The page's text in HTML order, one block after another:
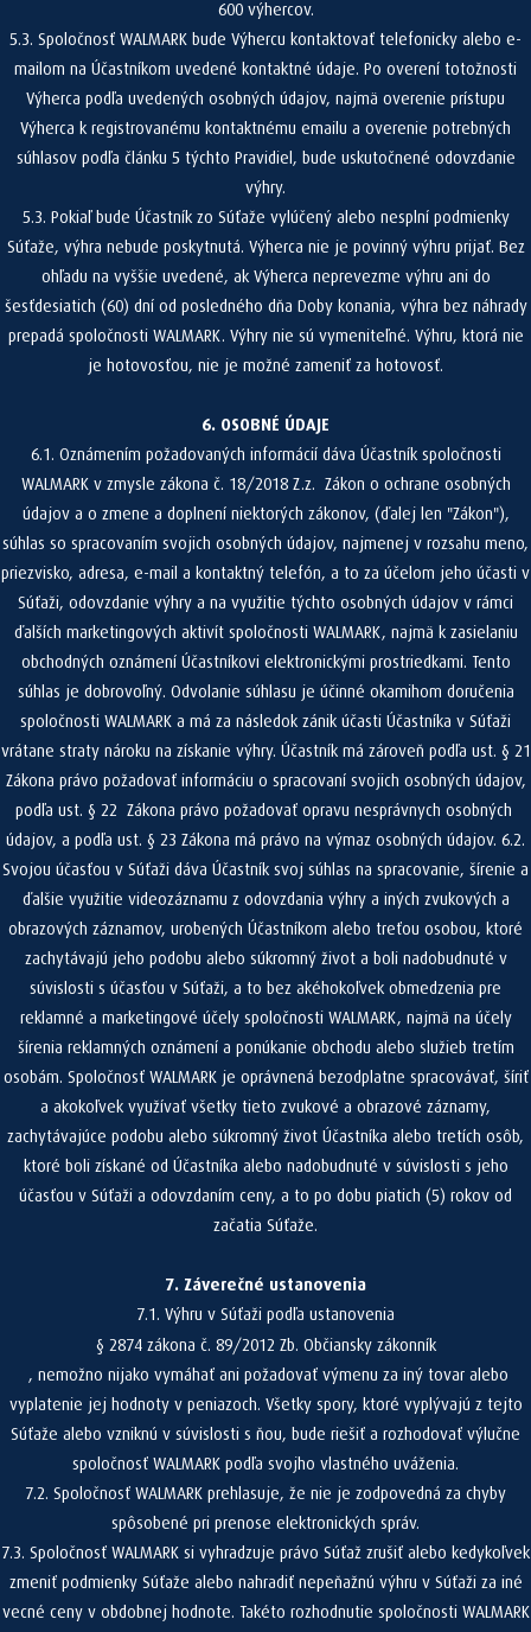
600 výhercov.
5.3. Spoločnosť WALMARK bude Výhercu kontaktovať telefonicky alebo e-
mailom na Účastníkom uvedené kontaktné údaje. Po overení totožnosti
Výherca podľa uvedených osobných údajov, najmä overenie prístupu
Výherca k registrovanému kontaktnému emailu a overenie potrebných
súhlasov podľa článku 5 týchto Pravidiel, bude uskutočnené odovzdanie
výhry.
5.3. Pokiaľ bude Účastník zo Súťaže vylúčený alebo nesplní podmienky
Súťaže, výhra nebude poskytnutá. Výherca nie je povinný výhru prijať. Bez
ohľadu na vyššie uvedené, ak Výherca neprevezme výhru ani do
šesťdesiatich (60) dní od posledného dňa Doby konania, výhra bez náhrady
prepadá spoločnosti WALMARK. Výhry nie sú vymeniteľné. Výhru, ktorá nie
je hotovosťou, nie je možné zameniť za hotovosť.
6. OSOBNÉ ÚDAJE
6.1. Oznámením požadovaných informácií dáva Účastník spoločnosti
WALMARK v zmysle zákona č. 18/2018 Z.z. Zákon o ochrane osobných
údajov a o zmene a doplnení niektorých zákonov, (ďalej len "Zákon"),
súhlas so spracovaním svojich osobných údajov, najmenej v rozsahu meno,
priezvisko, adresa, e-mail a kontaktný telefón, a to za účelom jeho účasti v
Súťaži, odovzdanie výhry a na využitie týchto osobných údajov v rámci
ďalších marketingových aktivít spoločnosti WALMARK, najmä k zasielaniu
obchodných oznámení Účastníkovi elektronickými prostriedkami. Tento
súhlas je dobrovoľný. Odvolanie súhlasu je účinné okamihom doručenia
spoločnosti WALMARK a má za následok zánik účasti Účastníka v Súťaži
vrátane straty nároku na získanie výhry. Účastník má zároveň podľa ust. § 21
Zákona právo požadovať informáciu o spracovaní svojich osobných údajov,
podľa ust. § 22 Zákona právo požadovať opravu nesprávnych osobných
údajov, a podľa ust. § 23 Zákona má právo na výmaz osobných údajov. 6.2.
Svojou účasťou v Súťaži dáva Účastník svoj súhlas na spracovanie, šírenie a
ďalšie využitie videozáznamu z odovzdania výhry a iných zvukových a
obrazových záznamov, urobených Účastníkom alebo treťou osobou, ktoré
zachytávajú jeho podobu alebo súkromný život a boli nadobudnuté v
súvislosti s účasťou v Súťaži, a to bez akéhokoľvek obmedzenia pre
reklamné a marketingové účely spoločnosti WALMARK, najmä na účely
šírenia reklamných oznámení a ponúkanie obchodu alebo služieb tretím
osobám. Spoločnosť WALMARK je oprávnená bezodplatne spracovávať, šíriť
a akokoľvek využívať všetky tieto zvukové a obrazové záznamy,
zachytávajúce podobu alebo súkromný život Účastníka alebo tretích osôb,
ktoré boli získané od Účastníka alebo nadobudnuté v súvislosti s jeho
účasťou v Súťaži a odovzdaním ceny, a to po dobu piatich (5) rokov od
začatia Súťaže.
7. Záverečné ustanovenia
7.1. Výhru v Súťaži podľa ustanovenia
§ 2874 zákona č. 89/2012 Zb. Občiansky zákonník
, nemožno nijako vymáhať ani požadovať výmenu za iný tovar alebo
vyplatenie jej hodnoty v peniazoch. Všetky spory, ktoré vyplývajú z tejto
Súťaže alebo vzniknú v súvislosti s ňou, bude riešiť a rozhodovať výlučne
spoločnosť WALMARK podľa svojho vlastného uváženia.
7.2. Spoločnosť WALMARK prehlasuje, že nie je zodpovedná za chyby
spôsobené pri prenose elektronických správ.
7.3. Spoločnosť WALMARK si vyhradzuje právo Súťaž zrušiť alebo kedykoľvek
zmeniť podmienky Súťaže alebo nahradiť nepeňažnú výhru v Súťaži za iné
vecné ceny v obdobnej hodnote. Takéto rozhodnutie spoločnosti WALMARK